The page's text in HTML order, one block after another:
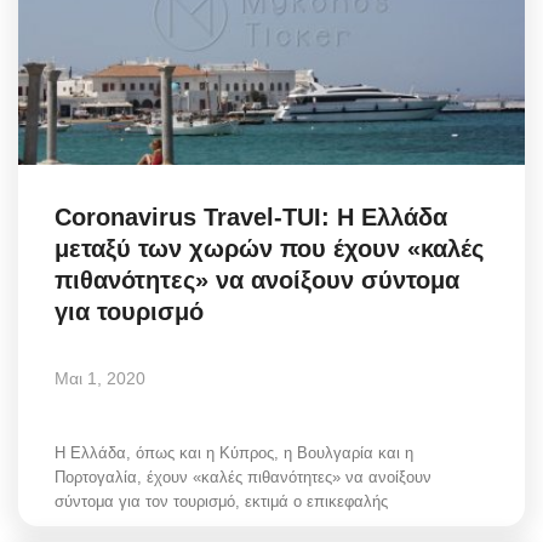
Coronavirus Travel-TUI: Η Ελλάδα
μεταξύ των χωρών που έχουν «καλές
πιθανότητες» να ανοίξουν σύντομα
για τουρισμό
Μαι 1, 2020
Η Ελλάδα, όπως και η Κύπρος, η Βουλγαρία και η
Πορτογαλία, έχουν «καλές πιθανότητες» να ανοίξουν
σύντομα για τον τουρισμό, εκτιμά ο επικεφαλής